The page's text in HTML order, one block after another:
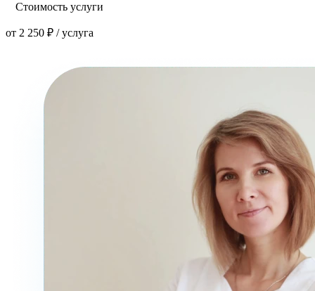
Стоимость услуги
от 2 250 ₽ / услуга